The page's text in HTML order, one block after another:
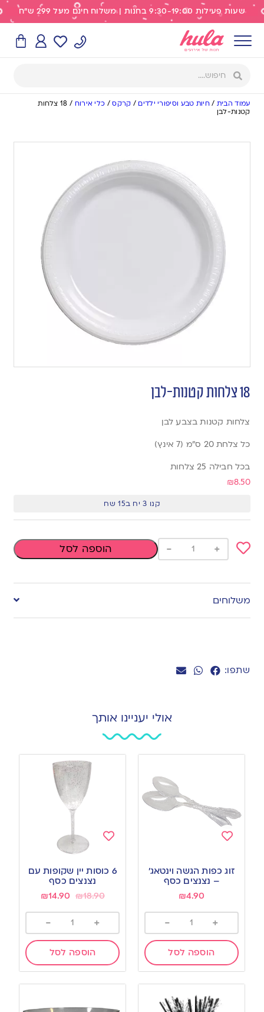
שעות פעילות 9:30-19:00 בחנות | משלוח חינם מעל 299 ש"ח
עמוד הבית /חיות טבע וסיפורי ילדים / קרקס/ כלי אירוח /
18 צלחות
קטנות-לבן
שתפו:
18 צלחות קטנות-לבן
צלחות קטנות בצבע לבן
כל צלחת 20 ס”מ (7 אינץ)
בכל חבילה 25 צלחות
₪8.50
קנו 3 יח ב15 שח
to
wishlist
+
- הוספה לסל
משלוחים
אולי יעניינו אותך
to
wishlist
זוג כפות הגשה וינטאג’
– נצנצים כסף
₪4.90
+
-
הוספה לסל
to
wishlist
6 כוסות יין שקופות עם
נצנצים כסף
₪18.90
₪14.90
+
-
הוספה לסל